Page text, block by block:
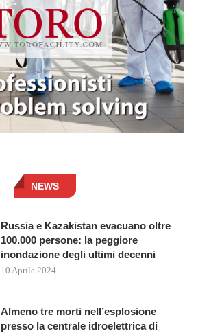
NEWS
Russia e Kazakistan evacuano oltre
100.000 persone: la peggiore
inondazione degli ultimi decenni
10 Aprile 2024
Almeno tre morti nell’esplosione
presso la centrale idroelettrica di